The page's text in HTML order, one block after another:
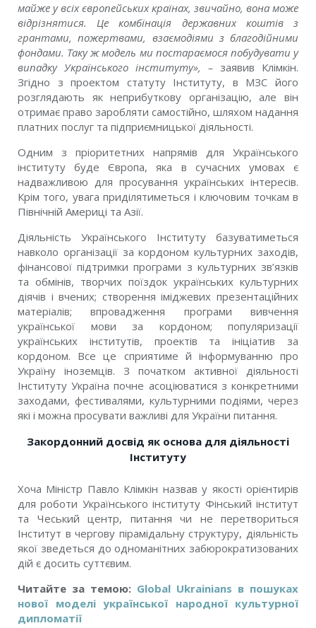
майже у всіх європейських країнах, звичайно, вона може
відрізнятися. Це комбінація державних коштів з
грантами, пожертвами, взаємодіями з благодійними
фондами. Таку ж модель ми постараємося побудувати у
випадку Українського інституту», – заявив Клімкін.
Згідно з проектом статуту Інституту, в МЗС його
розглядають як неприбуткову організацію, але він
отримає право заробляти самостійно, шляхом надання
платних послуг та підприємницької діяльності.
Одним з пріоритетних напрямів для Українського
інституту буде Європа, яка в сучасних умовах є
надважливою для просування українських інтересів.
Крім того, увага приділятиметься і ключовим точкам в
Північній Америці та Азії.
Діяльність Українського Інституту базуватиметься
навколо організації за кордоном культурних заходів,
фінансової підтримки програми з культурних зв’язків
та обмінів, творчих поїздок українських культурних
діячів і вчених; створення іміджевих презентаційних
матеріалів; впровадження програми вивчення
української мови за кордоном; популяризації
українських інститутів, проектів та ініціатив за
кордоном. Все це сприятиме й інформуванню про
Україну іноземців. З початком активної діяльності
Інституту Україна почне асоціюватися з конкретними
заходами, фестивалями, культурними подіями, через
які і можна просувати важливі для України питання.
Закордонний досвід як основа для діяльності
Інституту
Хоча Міністр Павло Клімкін назвав у якості орієнтирів
для роботи Українського інституту Фінський інститут
та Чеський центр, питання чи не перетвориться
Інститут в чергову пірамідальну структуру, діяльність
якої зведеться до одноманітних забюрократизованих
дій є досить суттєвим.
Читайте за темою: Global Ukrainians в пошуках
нової моделі української народної культурної
дипломатії